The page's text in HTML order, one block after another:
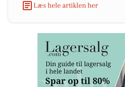
Læs hele artiklen her